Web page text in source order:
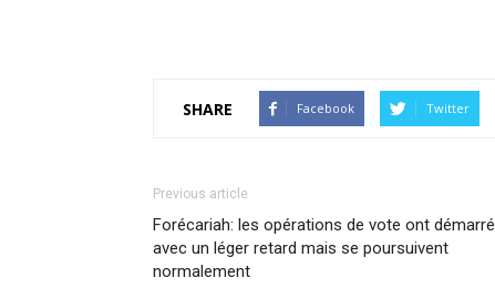
SHARE Facebook Twitter
Previous article
Forécariah: les opérations de vote ont démarré
avec un léger retard mais se poursuivent
normalement